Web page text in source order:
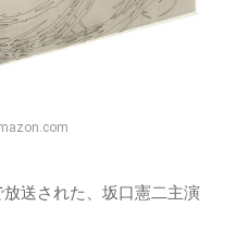
送された、坂口憲二主演